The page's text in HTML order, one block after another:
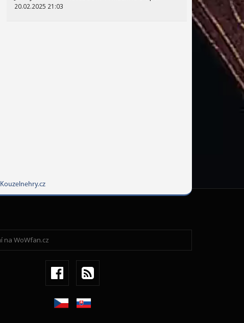
20.02.2025 21:03
Kouzelnehry.cz